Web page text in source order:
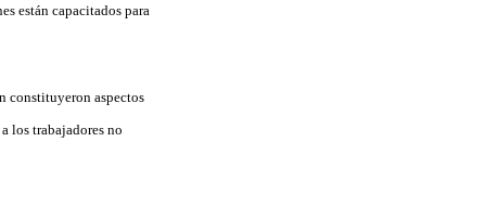
están capacitados para
constituyeron aspectos
los trabajadores no